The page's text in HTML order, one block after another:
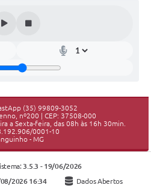
(35) 99809-3052
nº200 | CEP: 37508-000
a Sexta-feira, das 08h às 16h 30min.
0001-10
- MG
3.5.3 - 19/06/2026
2026 16:34 Dados Abertos